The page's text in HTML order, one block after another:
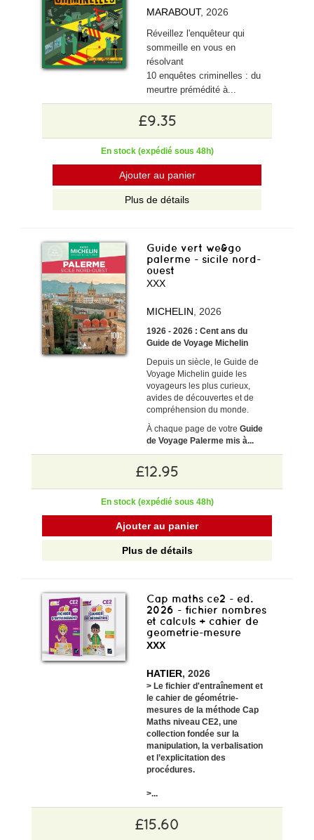
MARABOUT, 2026
Réveillez l'enquêteur qui
sommeille en vous en
résolvant
10 enquêtes criminelles : du
meurtre prémédité à...
£9.35
En stock (expédié sous 48h)
Ajouter au panier
Plus de détails
Guide vert we&go
palerme - sicile nord-
ouest
XXX
MICHELIN , 2026
1926 - 2026 : Cent ans du
Guide de Voyage Michelin
Depuis un siècle, le Guide de
Voyage Michelin guide les
voyageurs les plus curieux,
avides de découvertes et de
compréhension du monde.
À chaque page de votreGuide
de Voyage Palerme mis à...
£12.95
En stock (expédié sous 48h)
Ajouter au panier
Plus de détails
Cap maths ce2 - ed.
2026 - fichier nombres
et calculs + cahier de
geometrie-mesure
XXX
HATIER, 2026
> Le fichier d'entraînement et
le cahier de géométrie-
mesures de la méthode Cap
Maths niveau CE2, une
collection fondée sur la
manipulation, la verbalisation
et l’explicitation des
procédures.
>...
£15.60